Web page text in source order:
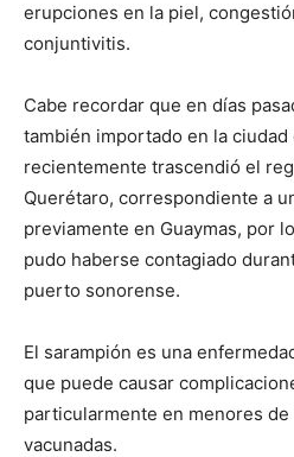
erupciones en la piel,
conjuntivitis.
Cabe recordar que en días
también importado en la ciudad
recientemente trascendió el
Querétaro, correspondiente a
previamente en Guaymas, por
pudo haberse contagiado
puerto sonorense.
El sarampión es una
que puede causar
particularmente en menores de
vacunadas.